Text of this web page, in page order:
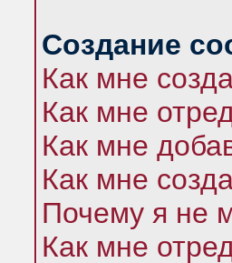
Создание
Как мне
Как мне
Как мне
Как мне
Почему я не
Как мне